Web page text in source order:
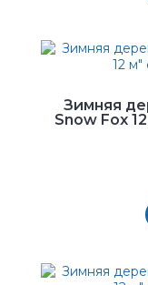
Зимняя
Snow Fox